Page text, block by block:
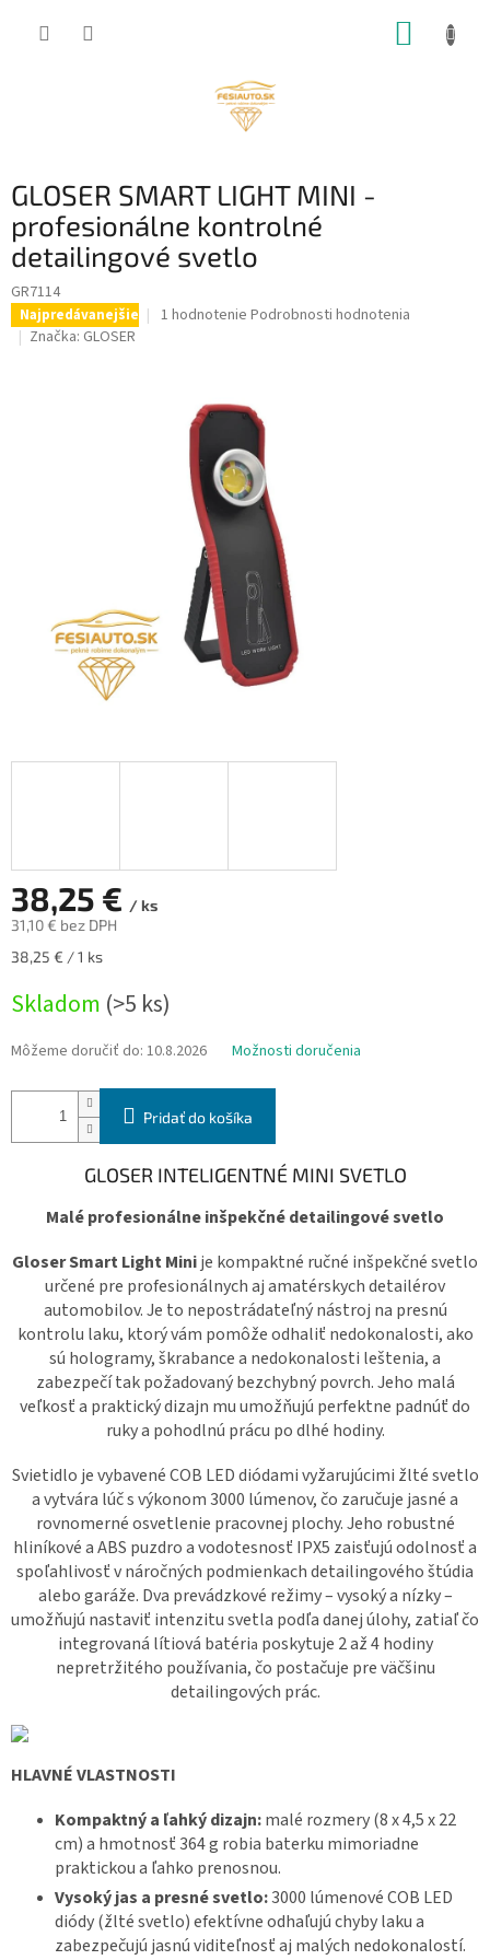
GLOSER SMART LIGHT MINI -
profesionálne kontrolné
detailingové svetlo
GR7114
Najpredávanejšie
Priemerné
hviezdičiek.
1 hodnotenie Podrobnosti hodnotenia
Značka: GLOSER
38,25 € / ks
31,10 € bez DPH
Jednotková
38,25 € / 1 ks
Skladom (>5 ks)
Môžeme doručiť do: 10.8.2026 Možnosti doručenia
Pridať do košíka
GLOSER INTELIGENTNÉ MINI SVETLO
Maléprofesionálne inšpekčné detailingové svetlo
Gloser Smart Light Minije kompaktné ručné inšpekčné svetlo
určené pre profesionálnych aj amatérskych detailérov
automobilov. Je to nepostrádateľný nástroj na presnú
kontrolu laku, ktorý vám pomôže odhaliť nedokonalosti, ako
sú hologramy, škrabance a nedokonalosti leštenia, a
zabezpečí tak požadovaný bezchybný povrch. Jeho malá
veľkosť a praktický dizajn mu umožňujú perfektne padnúť do
ruky a pohodlnú prácu po dlhé hodiny.
Svietidlo je vybavené COB LED diódami vyžarujúcimi žlté svetlo
a vytvára lúč s výkonom 3000 lúmenov, čo zaručuje jasné a
rovnomerné osvetlenie pracovnej plochy. Jeho robustné
hliníkové a ABS puzdro a vodotesnosť IPX5 zaisťujú odolnosť a
spoľahlivosť v náročných podmienkach detailingového štúdia
alebo garáže. Dva prevádzkové režimy – vysoký a nízky –
umožňujú nastaviť intenzitu svetla podľa danej úlohy, zatiaľ čo
integrovaná lítiová batéria poskytuje 2 až 4 hodiny
nepretržitého používania, čo postačuje pre väčšinu
detailingových prác.
HLAVNÉ VLASTNOSTI
Kompaktný a ľahký dizajn:malé rozmery (8 x 4,5 x 22
cm) a hmotnosť 364 g robia baterku mimoriadne
praktickou a ľahko prenosnou.
Vysoký jas a presné svetlo:3000 lúmenové COB LED
diódy (žlté svetlo) efektívne odhaľujú chyby laku a
zabezpečujú jasnú viditeľnosť aj malých nedokonalostí.